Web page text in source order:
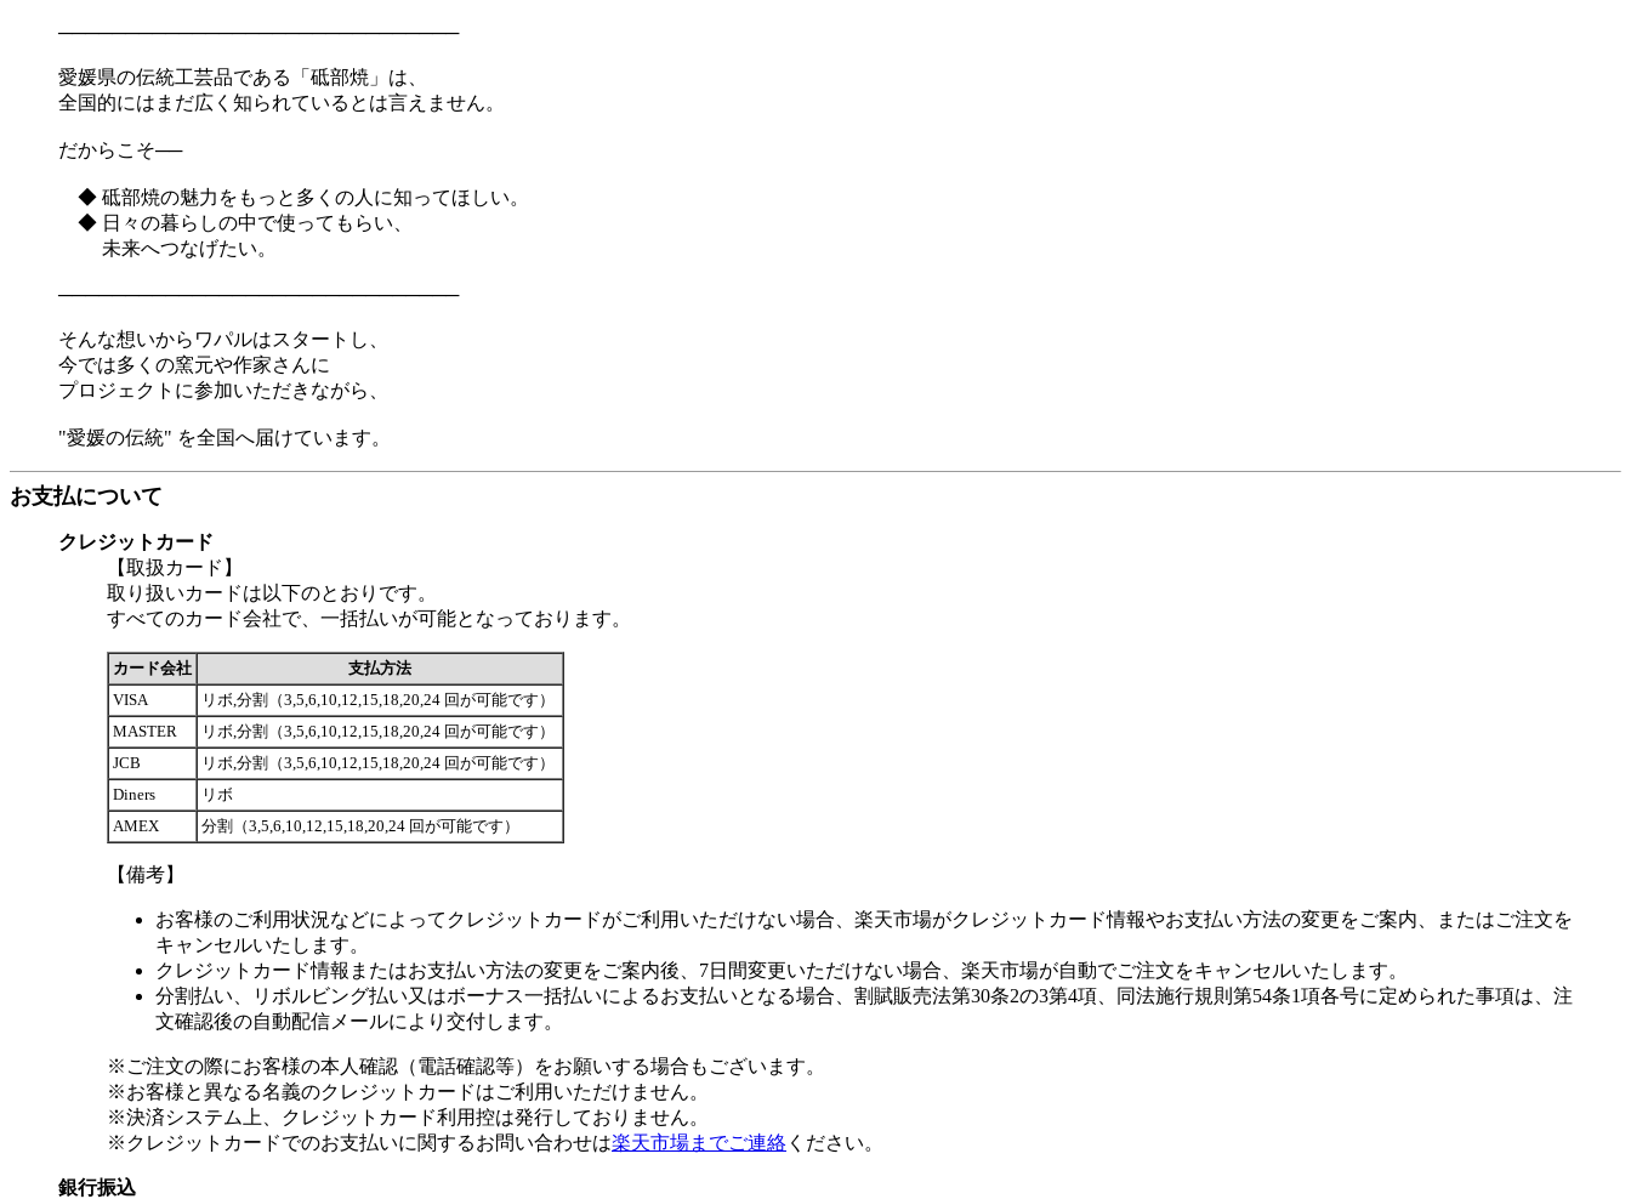
──────────────────────────────
愛媛県の伝統工芸品である「砥部焼」は、
全国的にはまだ広く知られているとは言えません。
だからこそ──
◆ 砥部焼の魅力をもっと多くの人に知ってほしい。
◆ 日々の暮らしの中で使ってもらい、
未来へつなげたい。
──────────────────────────────
そんな想いからワパルはスタートし、
今では多くの窯元や作家さんに
プロジェクトに参加いただきながら、
"愛媛の伝統" を全国へ届けています。
お支払について
クレジットカード
【取扱カード】
取り扱いカードは以下のとおりです。
すべてのカード会社で、一括払いが可能となっております。
カード会社
支払方法
VISA
リボ,分割（3,5,6,10,12,15,18,20,24 回が可能です）
MASTER
リボ,分割（3,5,6,10,12,15,18,20,24 回が可能です）
JCB
リボ,分割（3,5,6,10,12,15,18,20,24 回が可能です）
Diners
リボ
AMEX
分割（3,5,6,10,12,15,18,20,24 回が可能です）
【備考】
お客様のご利用状況などによってクレジットカードがご利用いただけない場合、楽天市場がクレジットカード情報やお支払い方法の変更をご案内、またはご注文を
キャンセルいたします。
クレジットカード情報またはお支払い方法の変更をご案内後、7日間変更いただけない場合、楽天市場が自動でご注文をキャンセルいたします。
分割払い、リボルビング払い又はボーナス一括払いによるお支払いとなる場合、割賦販売法第30条2の3第4項、同法施行規則第54条1項各号に定められた事項は、注
文確認後の自動配信メールにより交付します。
※ご注文の際にお客様の本人確認（電話確認等）をお願いする場合もございます。
※お客様と異なる名義のクレジットカードはご利用いただけません。
※決済システム上、クレジットカード利用控は発行しておりません。
※クレジットカードでのお支払いに関するお問い合わせは楽天市場までご連絡 ください。
銀行振込